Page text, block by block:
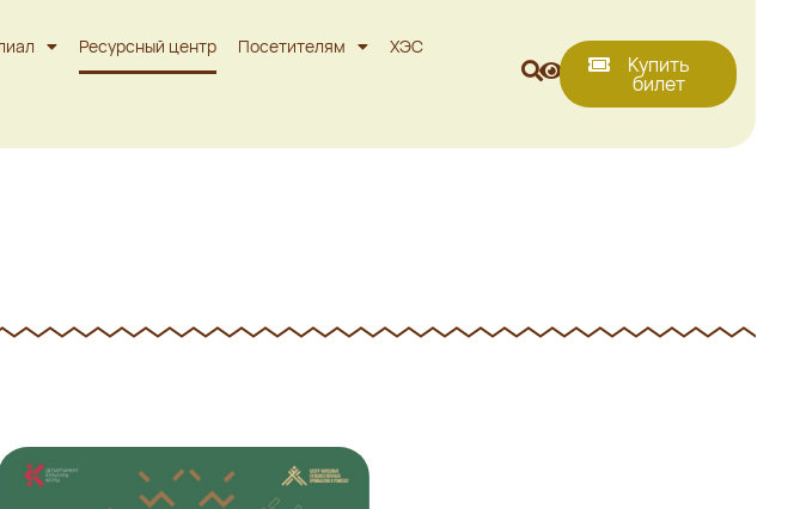
Ресурсный центр Посетителям ХЭС
Купить
билет